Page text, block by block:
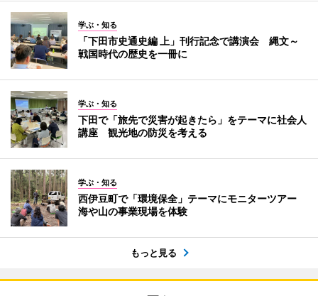
学ぶ・知る
「下田市史通史編 上」刊行記念で講演会 縄文～
戦国時代の歴史を一冊に
学ぶ・知る
下田で「旅先で災害が起きたら」をテーマに社会人
講座 観光地の防災を考える
学ぶ・知る
西伊豆町で「環境保全」テーマにモニターツアー
海や山の事業現場を体験
もっと見る